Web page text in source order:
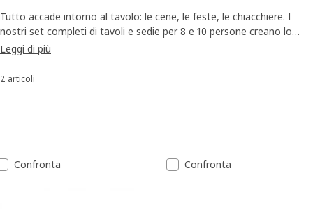
Tutto accade intorno al tavolo: le cene, le feste, le chiacchiere. I
nostri set completi di tavoli e sedie per 8 e 10 persone creano lo
spazio che serve per accogliere chi ami. Scopri i modelli fissi o con
Leggi di più
Ordina e filtra
2 articoli
Elenco dei risultati
Confronta Confronta